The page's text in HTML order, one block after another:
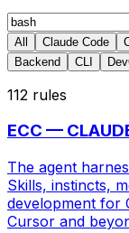
All Claude Code
Backend
CLI
112 rules
ECC —
The agent
Skills, instincts,
development for
Cursor and